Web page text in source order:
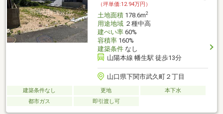
（坪単価:12.94万円）
土地面積178.6m2
用途地域２種中高
建ぺい率60%
容積率160%
建築条件なし
山陽本線 幡生駅 徒歩13分
山口県下関市武久町２丁目
建築条件なし 更地
本下水
都市ガス
即引渡し可